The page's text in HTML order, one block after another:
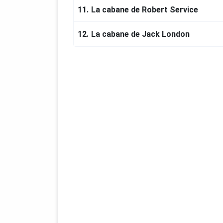
11. La cabane de Robert Service
12. La cabane de Jack London